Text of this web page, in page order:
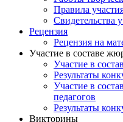
Правила
Свидетельства
Рецензия
Рецензия на
Участие в составе
Участие в
Результаты
Участие в
педагогов
Результаты
Викторины